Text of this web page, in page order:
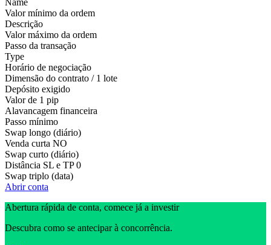
Name
Valor mínimo da ordem
Descrição
Valor máximo da ordem
Passo da transação
Type
Horário de negociação
Dimensão do contrato / 1 lote
Depósito exigido
Valor de 1 pip
Alavancagem financeira
Passo mínimo
Swap longo (diário)
Venda curta NO
Swap curto (diário)
Distância SL e TP 0
Swap triplo (data)
Abrir conta
Abertura rápida de conta, comece já a investir
Descubra como se antecipar à concorrência.